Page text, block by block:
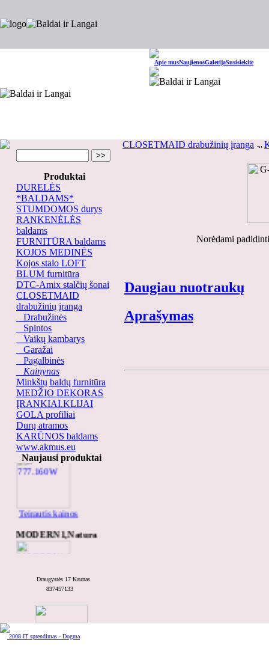
Apie musNaujienosGalerijaSusisiekite
Produktai
DURELĖS
*BALDAMS*
STUMDOMOS durys
RANKENĖLĖS
baldams
FURNITŪRA baldams
KOJOS MEDINĖS
Kojos stalo LOFT
BLUM furnitūra
DTC-Amix stalčių šonai
CLOSETMAID
drabužinių įranga
Drabužinės
Spintos
Vaikų kambarys
Garažai
Pagalbinės
Kainynas
Minkštų baldų furnitūra
MEDŽIO DEKORAS
ĮRANKIAI.KLIJAI
GOLA profiliai
Durų atramos
KARŪNOS baldams
www.akmus.eu
Naujausi produktai
Z-777.160W
Teirautis kainos
MODERN1,Natura
Draugystės 17 Kaunas
837457133
CLOSETMAID drabužinių įranga
Norėdami
Daugiau nuotraukų
Aprašymas
2008 IT sprendimas - Dogma